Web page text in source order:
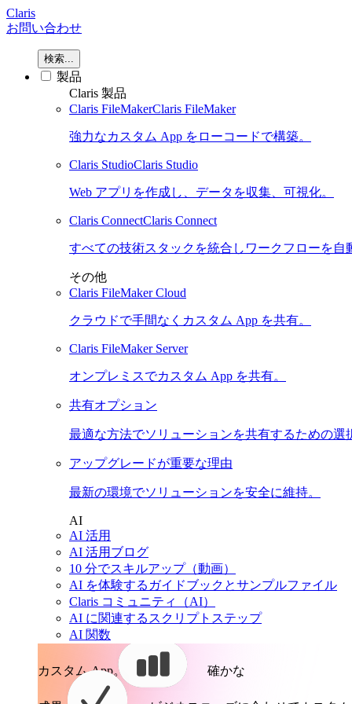
Claris
お問い合わせ
検索...
製品
Claris 製品
Claris FileMakerClaris FileMaker
強力なカスタム App をローコードで構築。
Claris StudioClaris Studio
Web アプリを作成し、データを収集、可視化。
Claris ConnectClaris Connect
すべての技術スタックを統合しワークフローを自
その他
Claris FileMaker Cloud
クラウドで手間なくカスタム App を共有。
Claris FileMaker Server
オンプレミスでカスタム App を共有。
共有オプション
最適な方法でソリューションを共有するための選
アップグレードが重要な理由
最新の環境でソリューションを安全に維持。
AI
AI 活用
AI 活用ブログ
10 分でスキルアップ（動画）
AI を体験するガイドブックとサンプルファイル
Claris コミュニティ（AI）
AI に関連するスクリプトステップ
AI 関数
カスタム App。 確かな